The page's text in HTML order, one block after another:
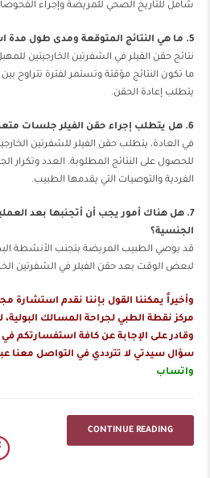
شامل للتاريخ الصحي للمريضة وإجراء
5. ما هي النتائج المتوقعة ومدى طول مدة استمرارها؟
نتائج حقن الفيلر في الشفرتين الخارجيتين
ما تكون النتائج مؤقتة وتستمر لفترة تتراوح
يتطلب إعادة الحقن.
6. هل يتطلب إجراء حقن الفيلر جلسات متعددة؟ وبأي تكرار؟
في العادة، يتطلب حقن الفيلر للشفرتين
للحصول على النتائج المطلوبة. العدد وتكرار
الفردية والتوصيات التي يقدمها الطبيب.
7. هل هناك أمور يجب أن أتجنبها بعد
الجنسية؟
قد يوصي الطبيب المريضة بتجنب الأنشطة
لبعض الوقت بعد حقن الفيلر في الشفرتين
وأخيراً يمكننا القول بإننا نقدم استشارة
مركز نقطة الطبي لجراحة المسالك
وقادر على الإجابة عن كافة استفسارتكم
سؤال سيدتي لا تترددي في التواصل معنا
واتساب
CONTINUE READING